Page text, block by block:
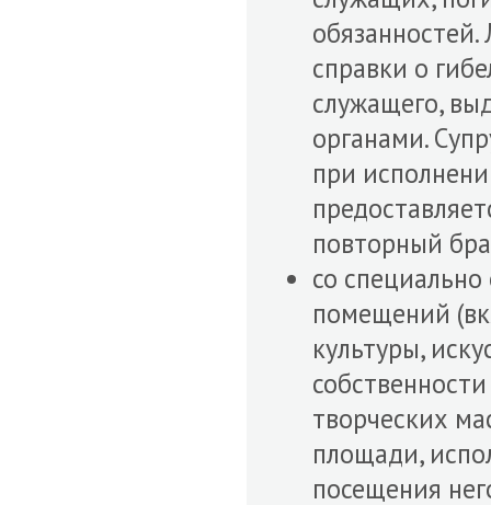
справки о
служащего,
органами.
при
повторный
со
помещений
культуры,
творческих
площади,
посещения